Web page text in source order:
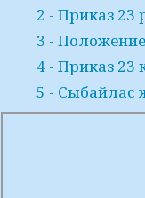
2 - Приказ 23
3 -
4 - Приказ 23
5 - Сыбайлас